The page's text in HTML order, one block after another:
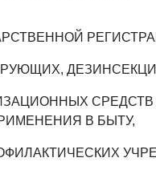
СРЕДСТВ
В БЫТУ,